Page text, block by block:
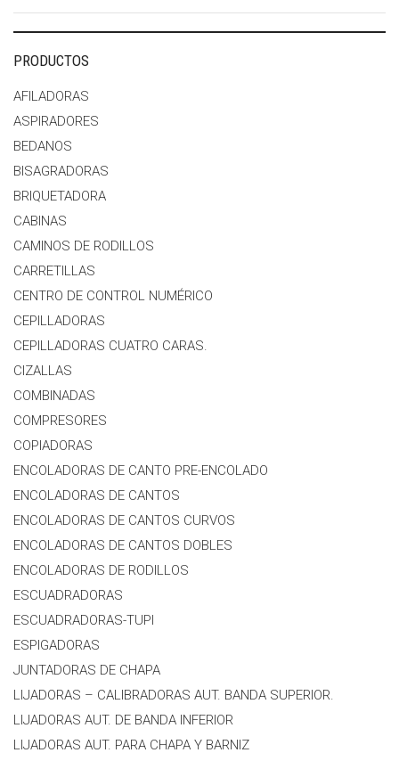
PRODUCTOS
AFILADORAS
ASPIRADORES
BEDANOS
BISAGRADORAS
BRIQUETADORA
CABINAS
CAMINOS DE RODILLOS
CARRETILLAS
CENTRO DE CONTROL NUMÉRICO
CEPILLADORAS
CEPILLADORAS CUATRO CARAS.
CIZALLAS
COMBINADAS
COMPRESORES
COPIADORAS
ENCOLADORAS DE CANTO PRE-ENCOLADO
ENCOLADORAS DE CANTOS
ENCOLADORAS DE CANTOS CURVOS
ENCOLADORAS DE CANTOS DOBLES
ENCOLADORAS DE RODILLOS
ESCUADRADORAS
ESCUADRADORAS-TUPI
ESPIGADORAS
JUNTADORAS DE CHAPA
LIJADORAS – CALIBRADORAS AUT. BANDA SUPERIOR.
LIJADORAS AUT. DE BANDA INFERIOR
LIJADORAS AUT. PARA CHAPA Y BARNIZ